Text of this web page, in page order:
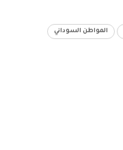
المواطن السوداني